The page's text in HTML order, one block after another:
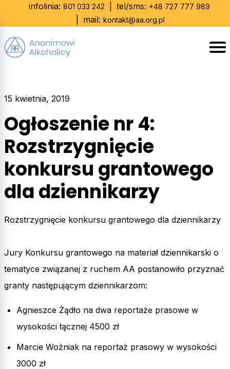
infolinia: 801 033 242 tel/sms: +48 727 777 989
mail: kontakt@aa.org.pl
15 kwietnia, 2019
Ogłoszenie nr 4:
Rozstrzygnięcie
konkursu grantowego
dla dziennikarzy
Rozstrzygnięcie konkursu grantowego dla dziennikarzy
Jury Konkursu grantowego na materiał dziennikarski o
tematyce związanej z ruchem AA postanowiło przyznać
granty następującym dziennikarzom:
Agnieszce Żądło na dwa reportaże prasowe w
wysokości łącznej 4500 zł
Marcie Woźniak na reportaż prasowy w wysokości
3000 zł